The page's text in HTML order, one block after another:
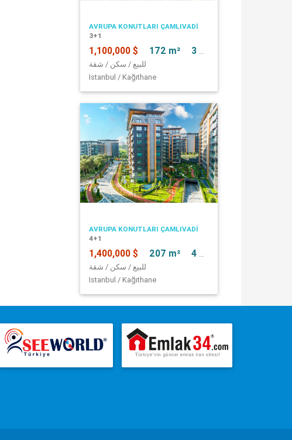
AVRUPA KONUTLARI ÇAMLIVADİ
3+1
1,100,000 $ 172 m² 3 + 1
للبيع / سكن / شقة
Istanbul / Kağıthane
AVRUPA KONUTLARI ÇAMLIVADİ
4+1
1,400,000 $ 207 m² 4 + 1
للبيع / سكن / شقة
Istanbul / Kağıthane